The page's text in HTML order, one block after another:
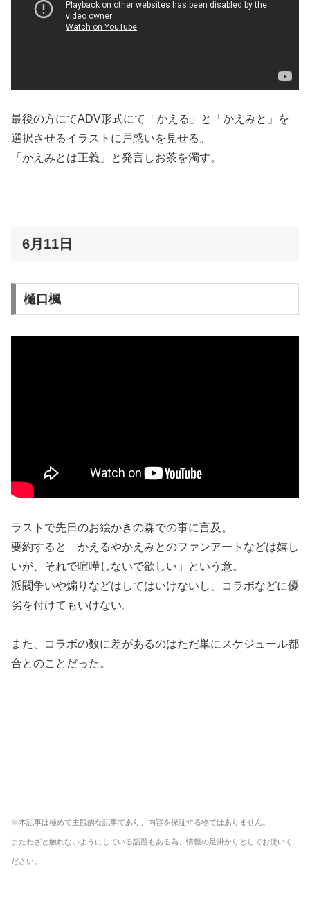
最後の方にてADV形式にて「かえる」と「かえみと」を
選択させるイラストに戸惑いを見せる。
「かえみとは正義」と発言しお茶を濁す。
6月11日
樋口楓
ラストで先日のお絵かきの森での事に言及。
要約すると「かえるやかえみとのファンアートなどは嬉し
いが、それで喧嘩しないで欲しい」という意。
派閥争いや煽りなどはしてはいけないし、コラボなどに優
劣を付けてもいけない。
また、コラボの数に差があるのはただ単にスケジュール都
合とのことだった。
※本記事は極めて主観的な記事であり、内容を保証する物ではありません。
またわざと触れないようにしている話題もある為、情報の足掛かりとしてお使いく
ださい。